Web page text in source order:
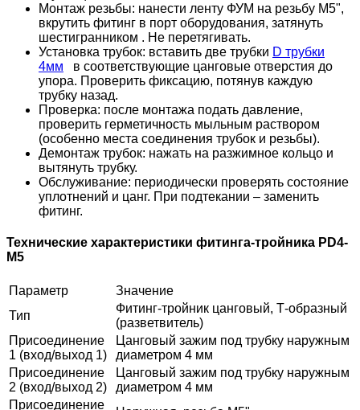
Монтаж резьбы: нанести ленту ФУМ на резьбу М5",
вкрутить фитинг в порт оборудования, затянуть
шестигранником . Не перетягивать.
Установка трубок: вставить две трубки D трубки
4мм в соответствующие цанговые отверстия до
упора. Проверить фиксацию, потянув каждую
трубку назад.
Проверка: после монтажа подать давление,
проверить герметичность мыльным раствором
(особенно места соединения трубок и резьбы).
Демонтаж трубок: нажать на разжимное кольцо и
вытянуть трубку.
Обслуживание: периодически проверять состояние
уплотнений и цанг. При подтекании – заменить
фитинг.
Технические характеристики фитинга-тройника PD4-
М5
Параметр
Значение
Тип
Фитинг-тройник цанговый, Т-образный
(разветвитель)
Присоединение
1 (вход/выход 1)
Цанговый зажим под трубку наружным
диаметром 4 мм
Присоединение
2 (вход/выход 2)
Цанговый зажим под трубку наружным
диаметром 4 мм
Присоединение